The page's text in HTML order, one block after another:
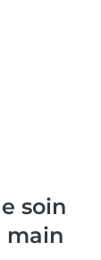
soin
main